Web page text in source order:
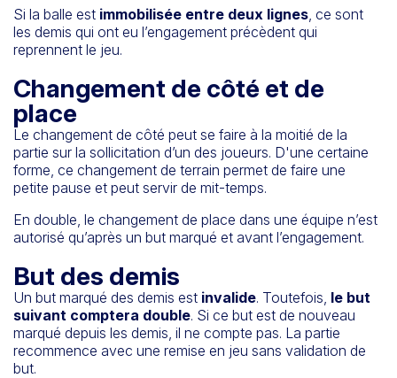
Si la balle est immobilisée entre deux lignes , ce sont
les demis qui ont eu l’engagement précèdent qui
reprennent le jeu.
Changement de côté et de
place
Le changement de côté peut se faire à la moitié de la
partie sur la sollicitation d’un des joueurs. D'une certaine
forme, ce changement de terrain permet de faire une
petite pause et peut servir de mit-temps.
En double, le changement de place dans une équipe n’est
autorisé qu’après un but marqué et avant l’engagement.
But des demis
Un but marqué des demis est invalide. Toutefois, le but
suivant comptera double. Si ce but est de nouveau
marqué depuis les demis, il ne compte pas. La partie
recommence avec une remise en jeu sans validation de
but.